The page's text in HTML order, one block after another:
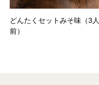
どんたくセットみそ味（3人
前）